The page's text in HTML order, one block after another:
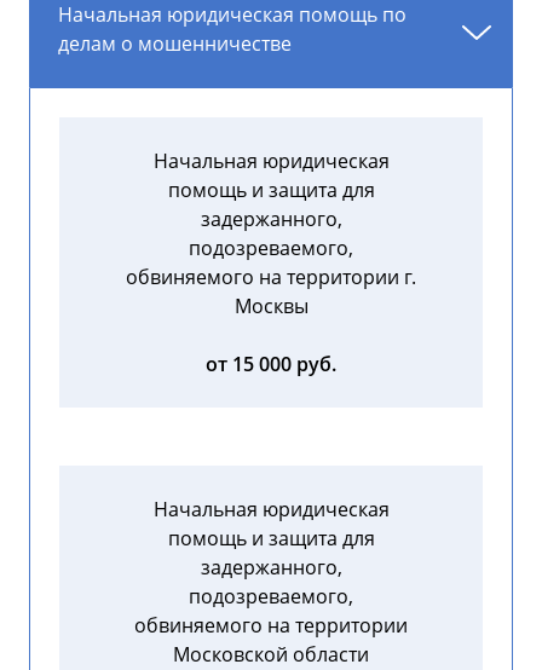
Начальная юридическая помощь по
делам о мошенничестве
Начальная юридическая
помощь и защита для
задержанного,
подозреваемого,
обвиняемого на территории г.
Москвы
от 15 000 руб.
Начальная юридическая
помощь и защита для
задержанного,
подозреваемого,
обвиняемого на территории
Московской области